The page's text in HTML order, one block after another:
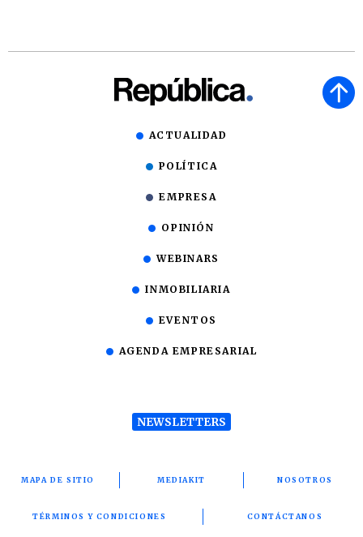
ACTUALIDAD
POLÍTICA
EMPRESA
OPINIÓN
WEBINARS
INMOBILIARIA
EVENTOS
AGENDA EMPRESARIAL
NEWSLETTERS
MAPA DE SITIO MEDIAKIT NOSOTROS
TÉRMINOS Y CONDICIONES CONTÁCTANOS